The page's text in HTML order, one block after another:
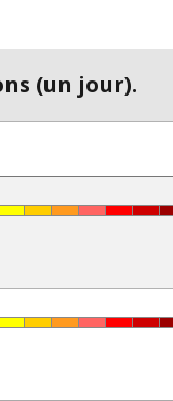
(un jour).